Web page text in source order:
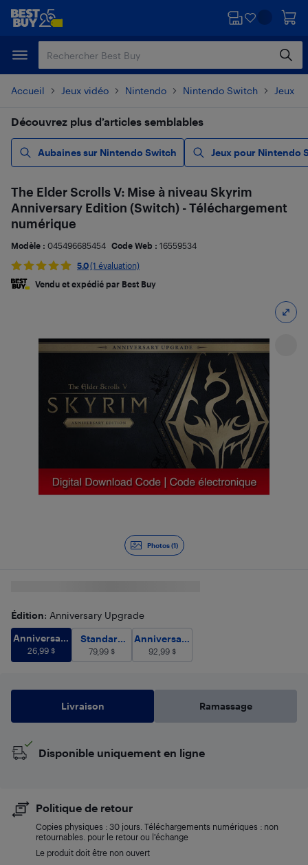
Passer
principal
Passer
Accueil Jeux vidéo Nintendo Nintendo Switch Jeux
Découvrez plus d’articles semblables
Aubaines sur Nintendo Switch Jeux pour Nintendo
Photos (1)
The Elder Scrolls V: Mise à niveau Skyrim
Anniversary Edition (Switch) - Téléchargement
numérique
Modèle : 045496685454 Code Web : 16559534
5.0(1 évaluation)
Vendu et expédié par Best Buy
Édition: Anniversary Upgrade
Anniversary Upgrade26,99$
Anniversary
Upgrade
26,99 $
Standard Edition
Standard
Edition
79,99 $
Anniversary Edition
Anniversary
Edition
92,99 $
Livraison Ramassage
Disponible uniquement en ligne
Politique de retour
Copies physiques : 30 jours. Téléchargements numériques : non
retournables. pour le retour ou l’échange
Le produit doit être non ouvert